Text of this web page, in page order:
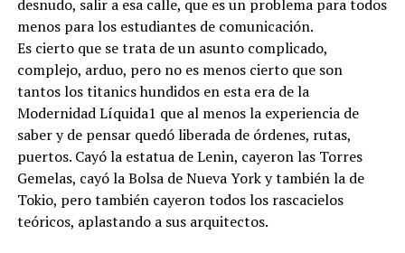
desnudo, salir a esa calle, que es un problema para todos
menos para los estudiantes de comunicación.
Es cierto que se trata de un asunto complicado,
complejo, arduo, pero no es menos cierto que son
tantos los titanics hundidos en esta era de la
Modernidad Líquida1 que al menos la experiencia de
saber y de pensar quedó liberada de órdenes, rutas,
puertos. Cayó la estatua de Lenin, cayeron las Torres
Gemelas, cayó la Bolsa de Nueva York y también la de
Tokio, pero también cayeron todos los rascacielos
teóricos, aplastando a sus arquitectos.